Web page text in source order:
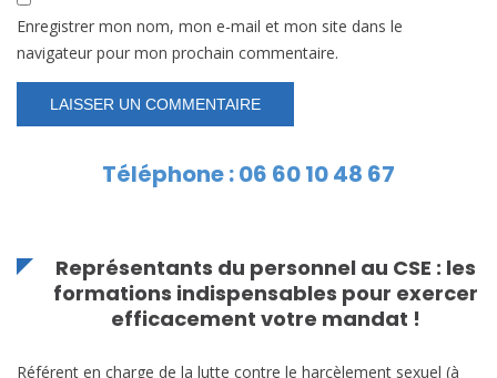
Enregistrer mon nom, mon e-mail et mon site dans le
navigateur pour mon prochain commentaire.
Téléphone : 06 60 10 48 67
Représentants du personnel au CSE : les
formations indispensables pour exercer
efficacement votre mandat !
Référent en charge de la lutte contre le harcèlement sexuel (à